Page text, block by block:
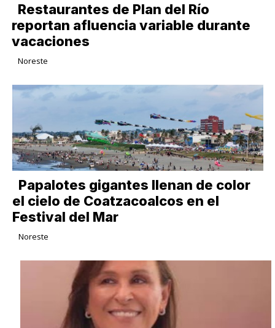
Restaurantes de Plan del Río
reportan afluencia variable durante
vacaciones
Noreste
Papalotes gigantes llenan de color
el cielo de Coatzacoalcos en el
Festival del Mar
Noreste